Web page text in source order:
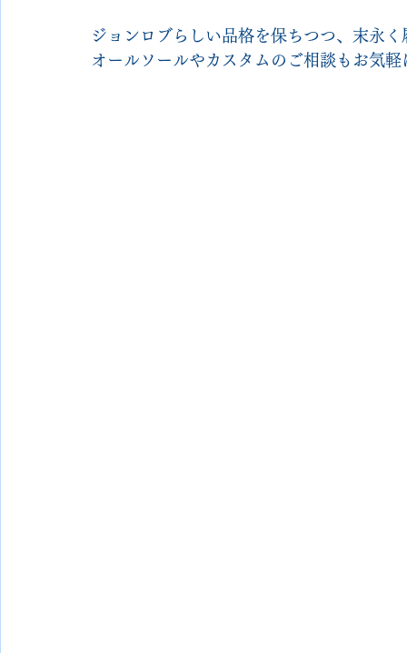
ジョンロブらしい品格を保ちつつ、末永
オールソールやカスタムのご相談もお気軽